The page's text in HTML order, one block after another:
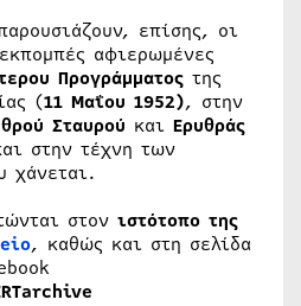
επίσης, οι
αφιερωμένες
Προγράμματος της
(11 Μαΐου 1952), στην
Σταυρού και Ερυθράς
στην τέχνη των
χάνεται.
στον ιστότοπο της
, καθώς και στη σελίδα